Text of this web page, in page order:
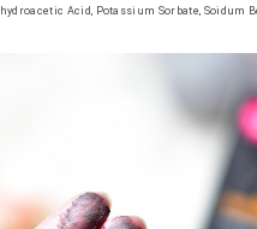
Acid, Potassium Sorbate, Soidum